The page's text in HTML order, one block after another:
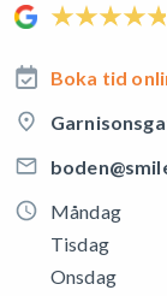
Boka tid
Måndag
Tisdag
Onsdag